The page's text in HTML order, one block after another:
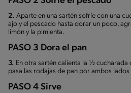
2. Aparte en una sartén sofríe con una
ajo y el pescado hasta dorar un poco,
limón y la pimienta.
PASO 3 Dora el pan
3. En otra sartén calienta la ½ cucharada
pasa las rodajas de pan por ambos
PASO 4 Sirve